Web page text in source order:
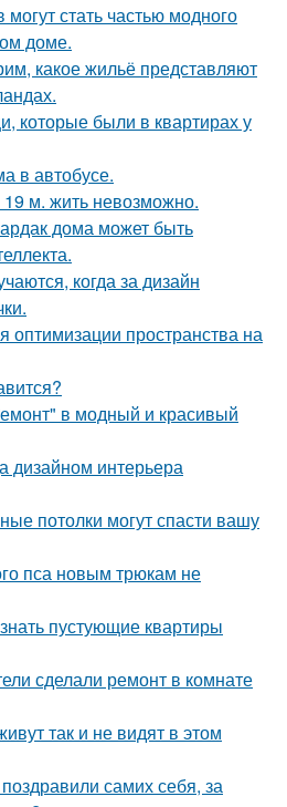
могут стать частью модного
доме.
какое жильё представляют
которые были в квартирах у
в автобусе.
м. жить невозможно.
дома может быть
когда за дизайн
оптимизации пространства на
в модный и красивый
дизайном интерьера
потолки могут спасти вашу
пса новым трюкам не
пустующие квартиры
сделали ремонт в комнате
так и не видят в этом
самих себя, за